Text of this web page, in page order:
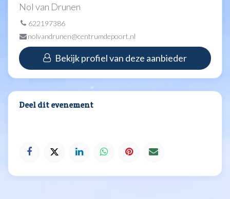
Nol van Drunen
622197386
nolvandrunen@centrumdepoort.nl
Bekijk profiel van deze aanbieder
Deel dit evenement